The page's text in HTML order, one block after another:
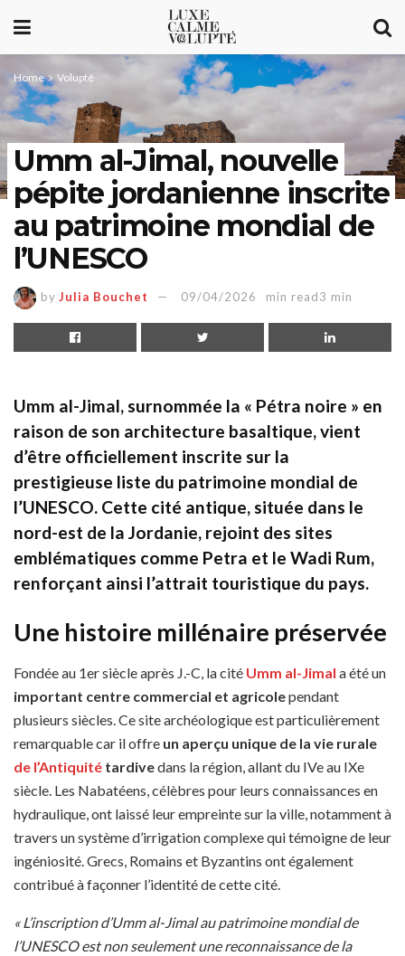
Home Volupté
Umm al-Jimal, nouvelle
pépite jordanienne inscrite
au patrimoine mondial de
l’UNESCO
by Julia Bouchet 09/04/2026 min read3 min
Umm al-Jimal, surnommée la « Pétra noire » en
raison de son architecture basaltique, vient
d’être officiellement inscrite sur la
prestigieuse liste du patrimoine mondial de
l’UNESCO. Cette cité antique, située dans le
nord-est de la Jordanie, rejoint des sites
emblématiques comme Petra et le Wadi Rum,
renforçant ainsi l’attrait touristique du pays.
Une histoire millénaire préservée
Fondée au 1er siècle après J.-C, la cité Umm al-Jimal a été un
important centre commercial et agricolependant
plusieurs siècles. Ce site archéologique est particulièrement
remarquable car il offre un aperçu unique de la vie rurale
de l’Antiquité tardivedans la région, allant du IVe au IXe
siècle. Les Nabatéens, célèbres pour leurs connaissances en
hydraulique, ont laissé leur empreinte sur la ville, notamment à
travers un système d’irrigation complexe qui témoigne de leur
ingéniosité. Grecs, Romains et Byzantins ont également
contribué à façonner l’identité de cette cité.
« L’inscription d’Umm al-Jimal au patrimoine mondial de
l’UNESCO est non seulement une reconnaissance de la